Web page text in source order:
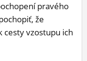
pravého
že
cesty vzostupu ich